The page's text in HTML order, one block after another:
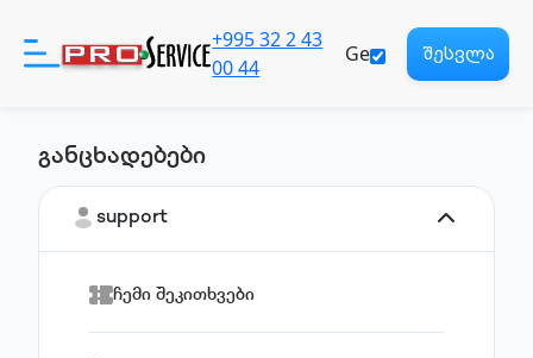
+995 32 2 43
00 44
Ge შესვლა
განცხადებები
support
ჩემი შეკითხვები